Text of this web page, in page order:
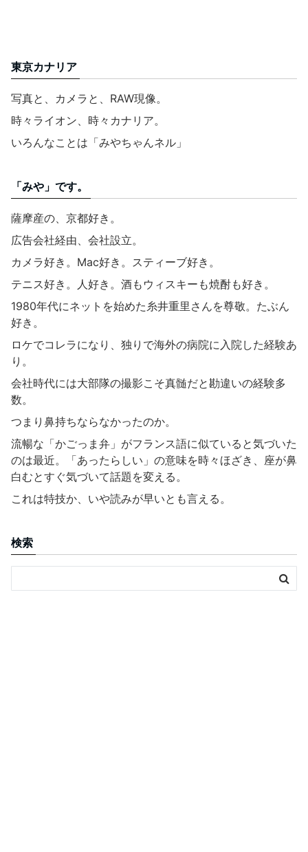
東京カナリア
写真と、カメラと、RAW現像。
時々ライオン、時々カナリア。
いろんなことは「みやちゃんネル」
「みや」です。
薩摩産の、京都好き。
広告会社経由、会社設立。
カメラ好き。Mac好き。スティーブ好き。
テニス好き。人好き。酒もウィスキーも焼酎も好き。
1980年代にネットを始めた糸井重里さんを尊敬。たぶん
好き。
ロケでコレラになり、独りで海外の病院に入院した経験あ
り。
会社時代には大部隊の撮影こそ真髄だと勘違いの経験多
数。
つまり鼻持ちならなかったのか。
流暢な「かごっま弁」がフランス語に似ていると気づいた
のは最近。「あったらしい」の意味を時々ほざき、座が鼻
白むとすぐ気づいて話題を変える。
これは特技か、いや読みが早いとも言える。
検索